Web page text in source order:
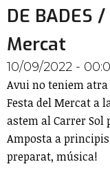
DE BADES
Mercat
10/09/2022 -
Avui no teniem atra
Festa del Mercat a
astem al Carrer
Amposta a
preparat, música!